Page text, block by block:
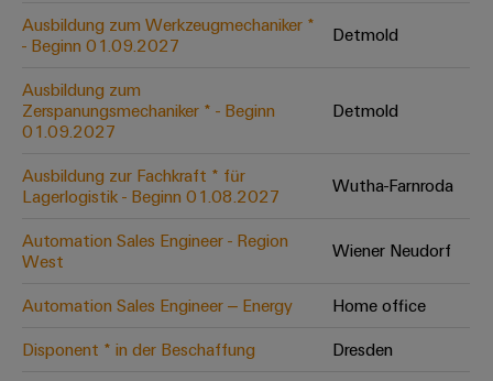
Schaltschrankbau
Moderne
und
digitale
für
klimafreundliche
im
Schiffbau
Verbindungslösungen
Leiterplattensteckverbinder
&
PCB
Services
Equipment
(OEM)
AI
Access
&
Services
Industrial
Platform
easyConnect
Karriere auf
neues
Distribution
Ausbildung zum Werkzeugmechaniker *
- Beginn 01.09.2027
Detmold
Ausbildung zum
Zerspanungsmechaniker * - Beginn
01.09.2027
Detmold
Ausbildung zur Fachkraft * für
Lagerlogistik - Beginn 01.08.2027
Wutha-Farnroda
Automation Sales Engineer - Region
West
Wiener Neudorf
Automation Sales Engineer – Energy
Home office
Disponent * in der Beschaffung
Dresden